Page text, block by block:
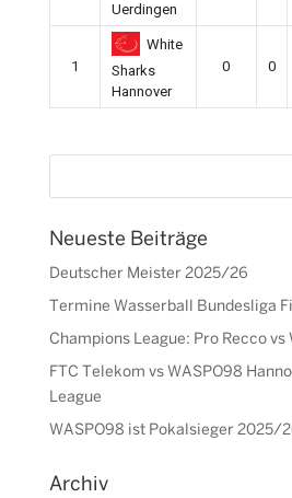
Uerdingen
1
White
Sharks
Hannover
0 0
Neueste Beiträge
Deutscher Meister 2025/26
Termine Wasserball Bundesliga
Champions League: Pro Recco vs
FTC Telekom vs WASPO98
League
WASPO98 ist Pokalsieger 2025/
Archiv